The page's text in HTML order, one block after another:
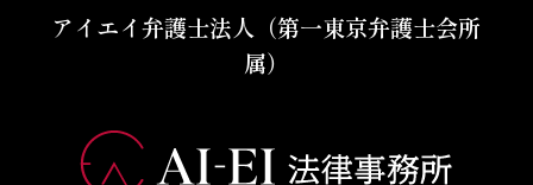
アイエイ弁護士法人（第一東京弁護士会所
属）